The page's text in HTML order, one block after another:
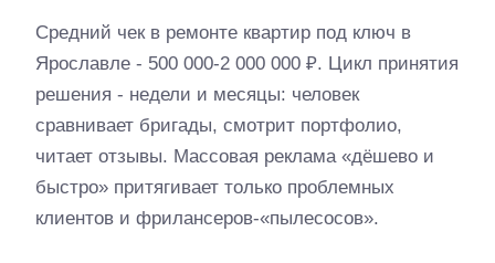
Средний чек в ремонте квартир под ключ в
Ярославле - 500 000-2 000 000 ₽. Цикл принятия
решения - недели и месяцы: человек
сравнивает бригады, смотрит портфолио,
читает отзывы. Массовая реклама «дёшево и
быстро» притягивает только проблемных
клиентов и фрилансеров-«пылесосов».